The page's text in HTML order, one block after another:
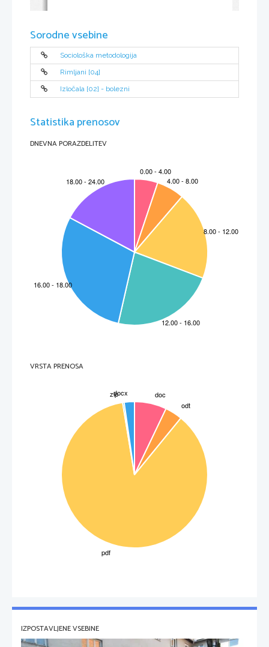
Sorodne vsebine
Sociološka metodologija
Rimljani [04]
Izločala [02] - bolezni
Statistika prenosov
DNEVNA PORAZDELITEV
VRSTA PRENOSA
IZPOSTAVLJENE VSEBINE